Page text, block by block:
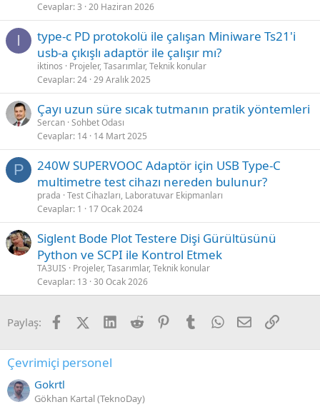
Cevaplar 3 20 Haziran 2026
I
type-c PD protokolü ile çalışan Miniware Ts21'i
usb-a çıkışlı adaptör ile çalışır mı?
iktinos
Projeler, Tasarımlar, Teknik konular
Cevaplar 24 29 Aralık 2025
Çayı uzun süre sıcak tutmanın pratik yöntemleri
Sercan Sohbet Odası
Cevaplar 14 14 Mart 2025
P
240W SUPERVOOC Adaptör için USB Type-C
multimetre test cihazı nereden bulunur?
prada Test Cihazları, Laboratuvar Ekipmanları
Cevaplar 1 17 Ocak 2024
Siglent Bode Plot Testere Dişi Gürültüsünü
Python ve SCPI ile Kontrol Etmek
TA3UIS
Projeler, Tasarımlar, Teknik konular
Cevaplar 13 30 Ocak 2026
Paylaş: FacebookX (Twitter)
LinkedIn
Reddit PinterestTumblrWhatsApp
E-postaLink
Çevrimiçi personel
Gokrtl
Gökhan Kartal (TeknoDay)